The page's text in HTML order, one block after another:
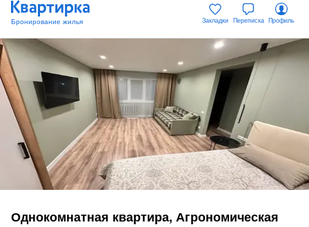
Закладки Переписка Профиль
Однокомнатная квартира, Агрономическая